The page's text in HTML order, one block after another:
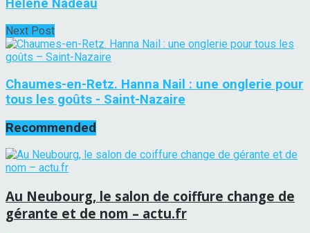
Hélène Nadeau
Next Post
Chaumes-en-Retz. Hanna Nail : une onglerie pour
tous les goûts - Saint-Nazaire
Recommended
Au Neubourg, le salon de coiffure change de
gérante et de nom – actu.fr